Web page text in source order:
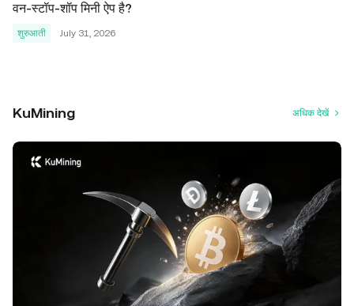
वन-स्टॉप-शॉप मिनी ऐप है?
शुरुआती July 31, 2026
KuMining अधिक देखें